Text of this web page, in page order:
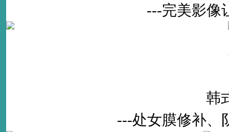
---完美影像
韩
---处女膜修补、